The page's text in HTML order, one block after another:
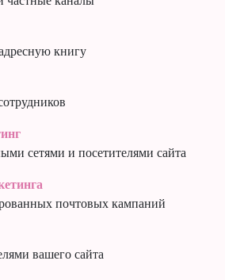
книгу
сетями и посетителями сайта
почтовых кампаний
вашего сайта